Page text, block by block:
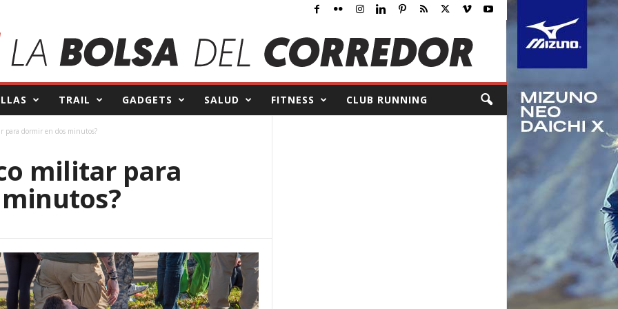
TRAIL GADGETS SALUD FITNESS CLUB RUNNING
para dormir en dos minutos?
militar para